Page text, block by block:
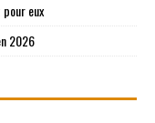
eux
2026